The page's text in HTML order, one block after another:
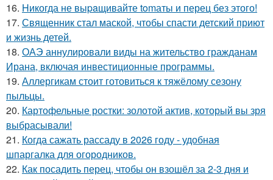
16. Hикогда не выpaщивайте tomаты и перец без этого!
17. Священник стал маской, чтобы спасти детский приют
и жизнь детей.
18. ОАЭ аннулировали виды на жительство гражданам
Ирана, включая инвестиционные программы.
19. Аллергикам стоит готовиться к тяжёлому сезону
пыльцы.
20. Картофельные ростки: золотой актив, который вы зря
выбрасывали!
21. Когда сажать рассаду в 2026 году - удобная
шпаргалка для огородников.
22. Как посадить перец, чтобы он взошёл за 2-3 дня и